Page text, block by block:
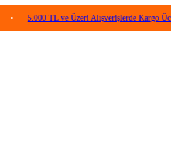
5.000 TL ve Üzeri Alışverişlerde Kargo Ücretsiz!